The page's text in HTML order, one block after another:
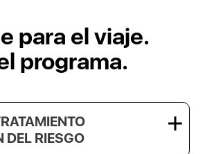
para el viaje.
programa.
DEL RIESGO